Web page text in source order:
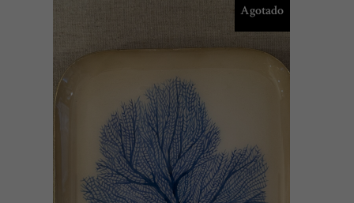
Agotado
LEER MÁS